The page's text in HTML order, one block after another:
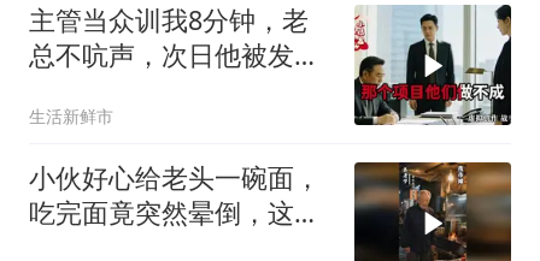
主管当众训我8分钟，老
总不吭声，次日他被发配
生活新鲜市
小伙好心给老头一碗面，
吃完面竟突然晕倒，这下